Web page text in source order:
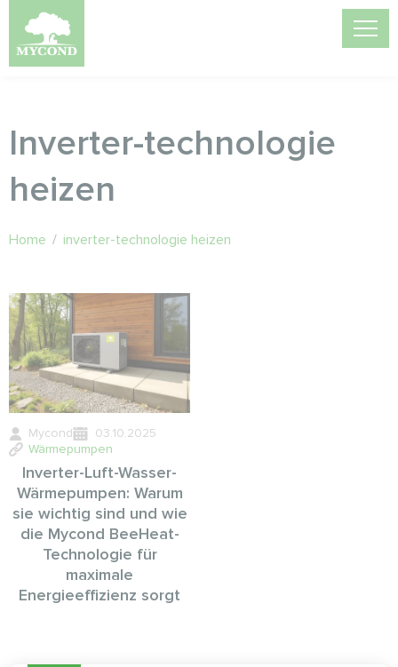
Inverter-technologie
heizen
Home / inverter-technologie heizen
Mycond
03.10.2025
Wärmepumpen
Inverter-Luft-Wasser-
Wärmepumpen: Warum
sie wichtig sind und wie
die Mycond BeeHeat-
Technologie für
maximale
Energieeffizienz sorgt